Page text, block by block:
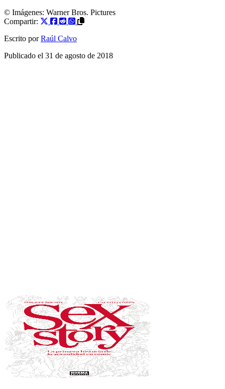
© Imágenes: Warner Bros. Pictures
Compartir:
Escrito por Raúl Calvo
Publicado el 31 de agosto de 2018